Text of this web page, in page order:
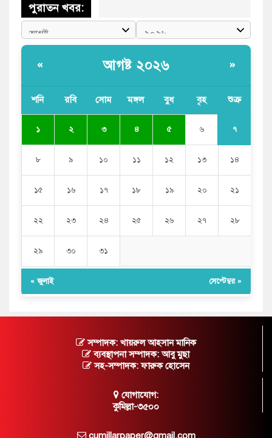
পুরাতন খবর:
« আগষ্ট ২০২৬ »
শনি রবি সোম মঙ্গল বুধ বৃহ শুক্র
১ ২ ৩ ৪ ৫ ৬ ৭
৮ ৯ ১০ ১১ ১২ ১৩ ১৪
১৫ ১৬ ১৭ ১৮ ১৯ ২০ ২১
২২ ২৩ ২৪ ২৫ ২৬ ২৭ ২৮
২৯ ৩০ ৩১
« জুলাই সেপ্টেম্বর »
সম্পাদক: খায়রুল আহসান মানিক
ব্যবস্থাপনা সম্পাদক: আবু মুছা
সহ-সম্পাদক: ফারুক হোসেন
যোগাযোগ:
কুমিল্লা-৩৫০০
cumillarpaper@gmail.com